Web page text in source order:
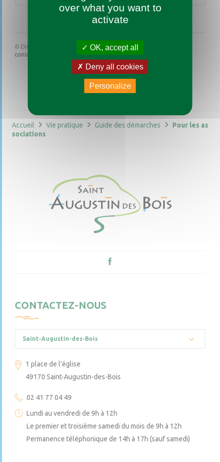
© Direction de l'information légale et administrative
comarquage developpé parbaseo.io
Accueil Vie pratique Guide des démarches
Pour les as
sociations
CONTACTEZ-NOUS
Saint-Augustin-des-Bois
1 place de l’église
49170 Saint-Augustin-des-Bois
02 41 77 04 49
Lundi au vendredi de 9h à 12h
Le premier et troisième samedi du mois de 9h à 12h
Permanence téléphonique de 14h à 17h (sauf samedi)
over what you want to
activate
OK, accept all
Deny all cookies
Personalize